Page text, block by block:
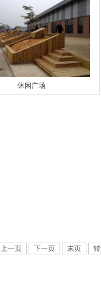
休闲广场
上一页 下一页 末页 转